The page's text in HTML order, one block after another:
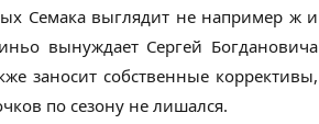
Семака выглядит не например ж и
вынуждает Сергей Богдановича
заносит собственные коррективы,
по сезону не лишался.